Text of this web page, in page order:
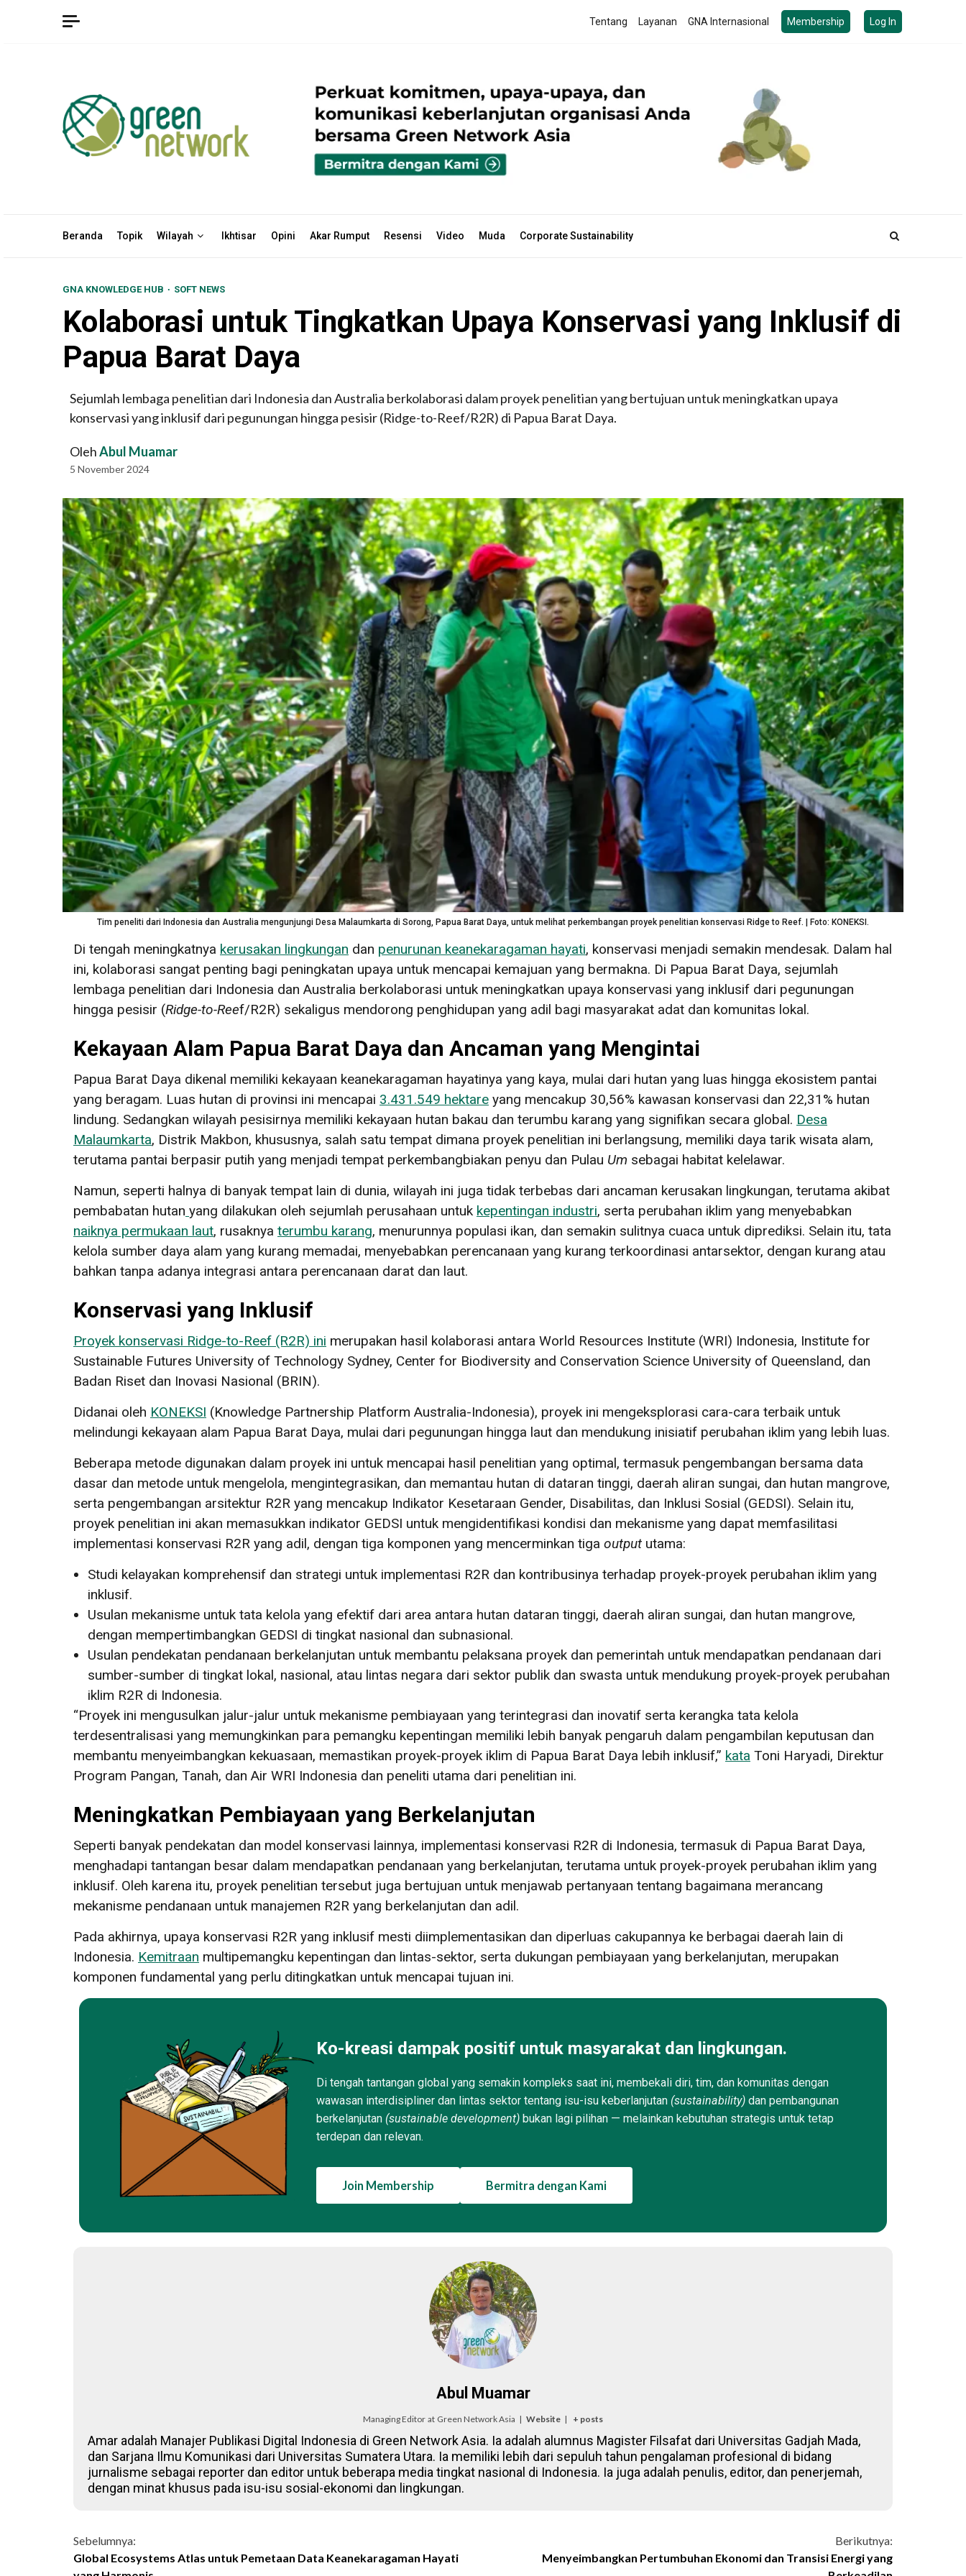
Tentang Layanan GNA Internasional Membership Log In
Beranda Topik Wilayah Ikhtisar Opini Akar Rumput Resensi Video Muda Corporate Sustainability
GNA KNOWLEDGE HUB SOFT NEWS
Kolaborasi untuk Tingkatkan Upaya Konservasi yang Inklusif di
Papua Barat Daya
Sejumlah lembaga penelitian dari Indonesia dan Australia berkolaborasi dalam proyek penelitian yang bertujuan untuk meningkatkan upaya
konservasi yang inklusif dari pegunungan hingga pesisir (Ridge-to-Reef/R2R) di Papua Barat Daya.
OlehAbul Muamar
5 November 2024
Tim peneliti dari Indonesia dan Australia mengunjungi Desa Malaumkarta di Sorong, Papua Barat Daya, untuk melihat perkembangan proyek penelitian konservasi Ridge to Reef. | Foto: KONEKSI.
Di tengah meningkatnya kerusakan lingkungan dan penurunan keanekaragaman hayati, konservasi menjadi semakin mendesak. Dalam hal
ini, kolaborasi sangat penting bagi peningkatan upaya untuk mencapai kemajuan yang bermakna. Di Papua Barat Daya, sejumlah
lembaga penelitian dari Indonesia dan Australia berkolaborasi untuk meningkatkan upaya konservasi yang inklusif dari pegunungan
hingga pesisir (Ridge-to-Reef/R2R) sekaligus mendorong penghidupan yang adil bagi masyarakat adat dan komunitas lokal.
Kekayaan Alam Papua Barat Daya dan Ancaman yang Mengintai
Papua Barat Daya dikenal memiliki kekayaan keanekaragaman hayatinya yang kaya, mulai dari hutan yang luas hingga ekosistem pantai
yang beragam. Luas hutan di provinsi ini mencapai 3.431.549 hektare yang mencakup 30,56% kawasan konservasi dan 22,31% hutan
lindung. Sedangkan wilayah pesisirnya memiliki kekayaan hutan bakau dan terumbu karang yang signifikan secara global. Desa
Malaumkarta, Distrik Makbon, khususnya, salah satu tempat dimana proyek penelitian ini berlangsung, memiliki daya tarik wisata alam,
terutama pantai berpasir putih yang menjadi tempat perkembangbiakan penyu dan Pulau Um sebagai habitat kelelawar.
Namun, seperti halnya di banyak tempat lain di dunia, wilayah ini juga tidak terbebas dari ancaman kerusakan lingkungan, terutama akibat
pembabatan hutan yang dilakukan oleh sejumlah perusahaan untuk kepentingan industri, serta perubahan iklim yang menyebabkan
naiknya permukaan laut, rusaknya terumbu karang, menurunnya populasi ikan, dan semakin sulitnya cuaca untuk diprediksi. Selain itu, tata
kelola sumber daya alam yang kurang memadai, menyebabkan perencanaan yang kurang terkoordinasi antarsektor, dengan kurang atau
bahkan tanpa adanya integrasi antara perencanaan darat dan laut.
Konservasi yang Inklusif
Proyek konservasi Ridge-to-Reef (R2R) ini merupakan hasil kolaborasi antara World Resources Institute (WRI) Indonesia, Institute for
Sustainable Futures University of Technology Sydney, Center for Biodiversity and Conservation Science University of Queensland, dan
Badan Riset dan Inovasi Nasional (BRIN).
Didanai oleh KONEKSI (Knowledge Partnership Platform Australia-Indonesia), proyek ini mengeksplorasi cara-cara terbaik untuk
melindungi kekayaan alam Papua Barat Daya, mulai dari pegunungan hingga laut dan mendukung inisiatif perubahan iklim yang lebih luas.
Beberapa metode digunakan dalam proyek ini untuk mencapai hasil penelitian yang optimal, termasuk pengembangan bersama data
dasar dan metode untuk mengelola, mengintegrasikan, dan memantau hutan di dataran tinggi, daerah aliran sungai, dan hutan mangrove,
serta pengembangan arsitektur R2R yang mencakup Indikator Kesetaraan Gender, Disabilitas, dan Inklusi Sosial (GEDSI). Selain itu,
proyek penelitian ini akan memasukkan indikator GEDSI untuk mengidentifikasi kondisi dan mekanisme yang dapat memfasilitasi
implementasi konservasi R2R yang adil, dengan tiga komponen yang mencerminkan tiga output utama:
Studi kelayakan komprehensif dan strategi untuk implementasi R2R dan kontribusinya terhadap proyek-proyek perubahan iklim yang
inklusif.
Usulan mekanisme untuk tata kelola yang efektif dari area antara hutan dataran tinggi, daerah aliran sungai, dan hutan mangrove,
dengan mempertimbangkan GEDSI di tingkat nasional dan subnasional.
Usulan pendekatan pendanaan berkelanjutan untuk membantu pelaksana proyek dan pemerintah untuk mendapatkan pendanaan dari
sumber-sumber di tingkat lokal, nasional, atau lintas negara dari sektor publik dan swasta untuk mendukung proyek-proyek perubahan
iklim R2R di Indonesia.
“Proyek ini mengusulkan jalur-jalur untuk mekanisme pembiayaan yang terintegrasi dan inovatif serta kerangka tata kelola
terdesentralisasi yang memungkinkan para pemangku kepentingan memiliki lebih banyak pengaruh dalam pengambilan keputusan dan
membantu menyeimbangkan kekuasaan, memastikan proyek-proyek iklim di Papua Barat Daya lebih inklusif,” kata Toni Haryadi, Direktur
Program Pangan, Tanah, dan Air WRI Indonesia dan peneliti utama dari penelitian ini.
Meningkatkan Pembiayaan yang Berkelanjutan
Seperti banyak pendekatan dan model konservasi lainnya, implementasi konservasi R2R di Indonesia, termasuk di Papua Barat Daya,
menghadapi tantangan besar dalam mendapatkan pendanaan yang berkelanjutan, terutama untuk proyek-proyek perubahan iklim yang
inklusif. Oleh karena itu, proyek penelitian tersebut juga bertujuan untuk menjawab pertanyaan tentang bagaimana merancang
mekanisme pendanaan untuk manajemen R2R yang berkelanjutan dan adil.
Pada akhirnya, upaya konservasi R2R yang inklusif mesti diimplementasikan dan diperluas cakupannya ke berbagai daerah lain di
Indonesia. Kemitraan multipemangku kepentingan dan lintas-sektor, serta dukungan pembiayaan yang berkelanjutan, merupakan
komponen fundamental yang perlu ditingkatkan untuk mencapai tujuan ini.
Ko-kreasi dampak positif untuk masyarakat dan lingkungan.
Di tengah tantangan global yang semakin kompleks saat ini, membekali diri, tim, dan komunitas dengan
wawasan interdisipliner dan lintas sektor tentang isu-isu keberlanjutan (sustainability) dan pembangunan
berkelanjutan (sustainable development) bukan lagi pilihan — melainkan kebutuhan strategis untuk tetap
terdepan dan relevan.
Join Membership Bermitra dengan Kami
Abul Muamar
Managing Editor at Green Network Asia | Website | + posts
Amar adalah Manajer Publikasi Digital Indonesia di Green Network Asia. Ia adalah alumnus Magister Filsafat dari Universitas Gadjah Mada,
dan Sarjana Ilmu Komunikasi dari Universitas Sumatera Utara. Ia memiliki lebih dari sepuluh tahun pengalaman profesional di bidang
jurnalisme sebagai reporter dan editor untuk beberapa media tingkat nasional di Indonesia. Ia juga adalah penulis, editor, dan penerjemah,
dengan minat khusus pada isu-isu sosial-ekonomi dan lingkungan.
Continue
Sebelumnya:
Global Ecosystems Atlas untuk Pemetaan Data Keanekaragaman Hayati
Berikutnya:
Menyeimbangkan Pertumbuhan Ekonomi dan Transisi Energi yang